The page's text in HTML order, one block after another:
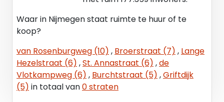
brandpreventiemiddelen;
- Gevel- en raambewassing aan de buitenzijde;
- Onderhoud en reinigen van daken en
gevelbekleding;
- Tuinonderhoud;
- Terreinonderhoud;
- Algemene gebouwinspectie (jaarlijks);
Waar in Nijmegen staat ruimte te huur of te
koop?
van Rosenburgweg (10) , Broerstraat (7) , Lange
Hezelstraat (6) ,St. Annastraat (6) ,de
Vlotkampweg (6) , Burchtstraat (5) ,Griftdijk
(5) in totaal van0 straten